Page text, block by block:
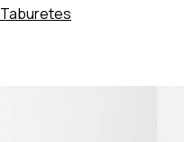
Taburetes